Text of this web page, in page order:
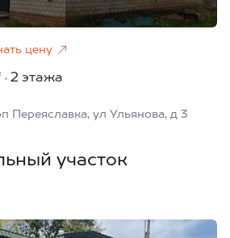
цену
2 этажа
Переяславка, ул Ульянова, д 3
участок